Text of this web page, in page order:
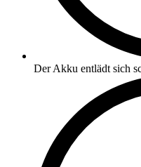
Der Akku entlädt sich